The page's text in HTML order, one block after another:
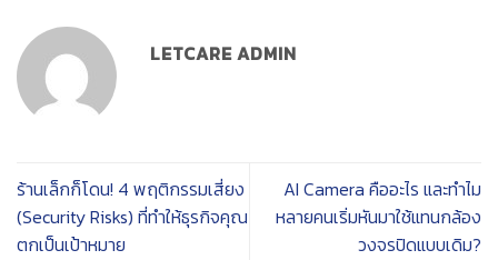
LETCARE ADMIN
ร้านเล็กก็โดน! 4 พฤติกรรมเสี่ยง
(Security Risks) ที่ทำให้ธุรกิจคุณ
ตกเป็นเป้าหมาย
AI Camera คืออะไร และทำไม
หลายคนเริ่มหันมาใช้แทนกล้อง
วงจรปิดแบบเดิม?